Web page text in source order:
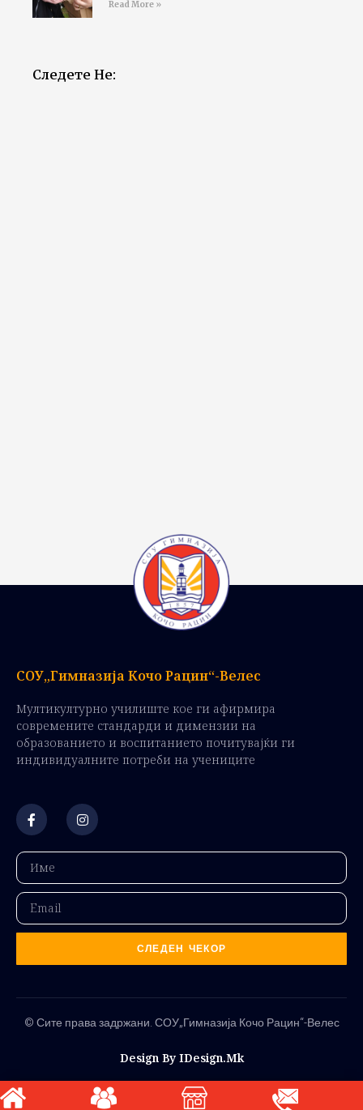
Read More »
Следете Не:
СОУ„Гимназија Кочо Рацин“-Велес
Мултикултурно училиште кое ги афирмира
современите стандарди и димензии на
образованието и воспитанието почитувајќи ги
индивидуалните потреби на учениците
СЛЕДЕН ЧЕКОР
© Сите права задржани. СОУ„Гимназија Кочо Рацин“-Велес
Design By IDesign.mk